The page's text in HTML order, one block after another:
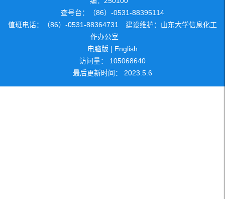
查号台：（86）-0531-88395114
值班电话：（86）-0531-88364731 建设维护：山东大学信息化工
作办公室
电脑版 | English
访问量： 105068640
最后更新时间： 2023 5 6